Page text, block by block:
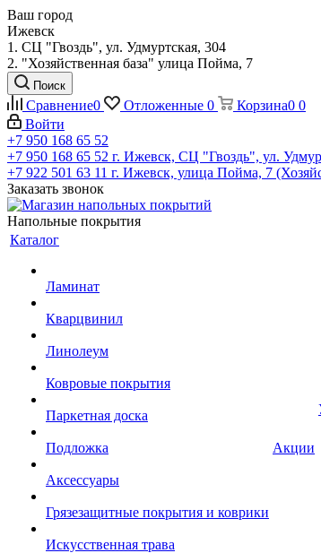
Ваш город
Ижевск
1. СЦ "Гвоздь", ул. Удмуртская, 304
2. "Хозяйственная база" улица Пойма, 7
Поиск
Сравнение0 Отложенные 0 Корзина0 0
Войти
+7 950 168 65 52
+7 950 168 65 52 г. Ижевск, СЦ "Гвоздь", ул.
+7 922 501 63 11 г. Ижевск, улица Пойма, 7
Заказать звонок
Напольные покрытия
Каталог
Ламинат
Кварцвинил
Линолеум
Ковровые покрытия
Паркетная доска
Подложка
Аксессуары
Грязезащитные покрытия и коврики
Искусственная трава
Акции